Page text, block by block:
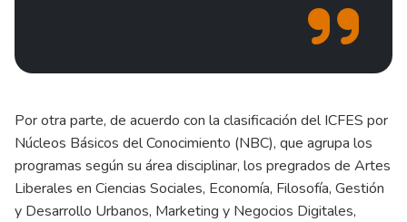
Por otra parte, de acuerdo con la clasificación del ICFES por
Núcleos Básicos del Conocimiento (NBC), que agrupa los
programas según su área disciplinar, los pregrados de Artes
Liberales en Ciencias Sociales, Economía, Filosofía, Gestión
y Desarrollo Urbanos, Marketing y Negocios Digitales,